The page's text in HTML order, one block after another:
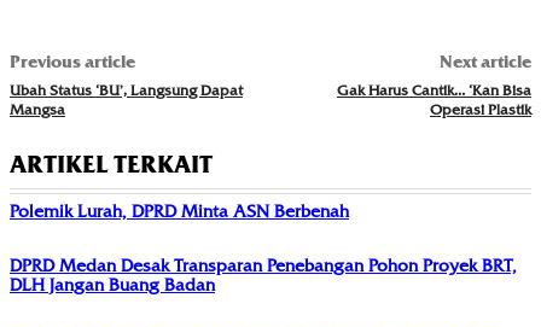
Previous article
Ubah Status ‘BU’, Langsung Dapat
Mangsa
Next article
Gak Harus Cantik… ‘Kan Bisa
Operasi Plastik
ARTIKEL TERKAIT
Polemik Lurah, DPRD Minta ASN Berbenah
DPRD Medan Desak Transparan Penebangan Pohon Proyek BRT,
DLH Jangan Buang Badan